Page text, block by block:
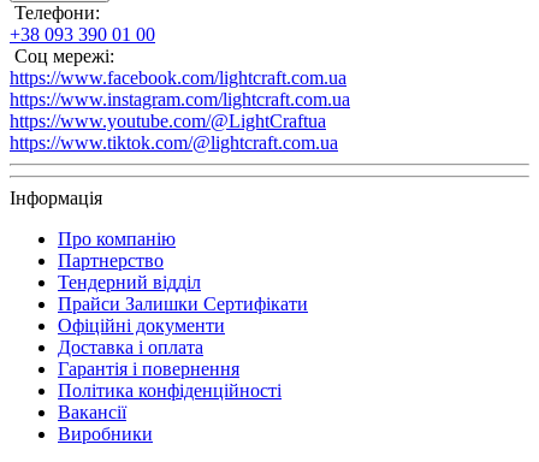
Телефони:
+38 093 390 01 00
Соц мережі:
https://www.facebook.com/lightcraft.com.ua
https://www.instagram.com/lightcraft.com.ua
https://www.youtube.com/@LightCraftua
https://www.tiktok.com/@lightcraft.com.ua
Інформація
Про компанію
Партнерство
Тендерний відділ
Прайси Залишки Сертифікати
Офіційні документи
Доставка і оплата
Гарантія і повернення
Політика конфіденційності
Вакансії
Виробники